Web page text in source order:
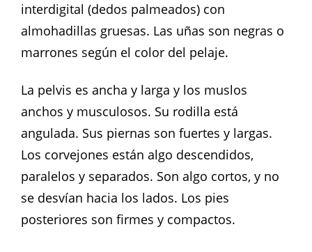
interdigital (dedos palmeados) con
almohadillas gruesas. Las uñas son negras o
marrones según el color del pelaje.
La pelvis es ancha y larga y los muslos
anchos y musculosos. Su rodilla está
angulada. Sus piernas son fuertes y largas.
Los corvejones están algo descendidos,
paralelos y separados. Son algo cortos, y no
se desvían hacia los lados. Los pies
posteriores son firmes y compactos.